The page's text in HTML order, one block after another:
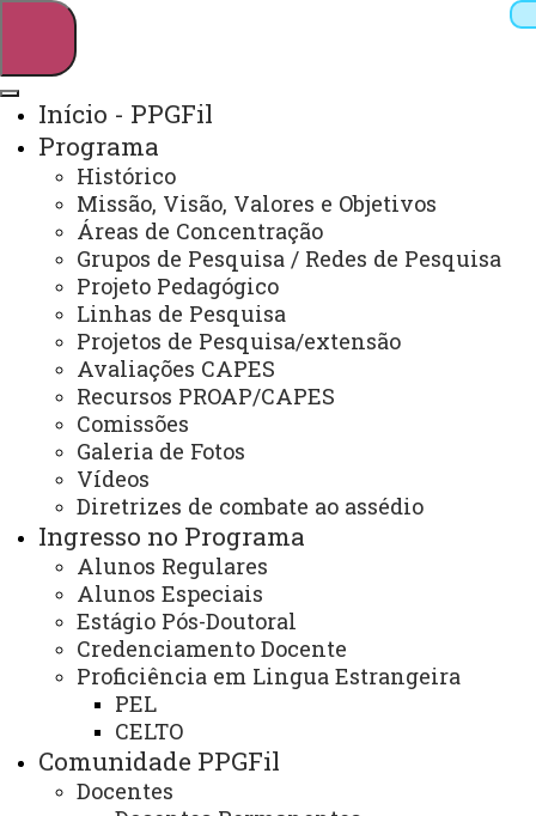
Webmail Sistemas
Telefones
Arquivo Virtual
Campus
Início - PPGFil
Programa
Histórico
Missão, Visão, Valores e Objetivos
Áreas de Concentração
Grupos de Pesquisa / Redes de Pesquisa
Projeto Pedagógico
Linhas de Pesquisa
Projetos de Pesquisa/extensão
Avaliações CAPES
Recursos PROAP/CAPES
Comissões
Galeria de Fotos
Vídeos
Diretrizes de combate ao assédio
Ingresso no Programa
Alunos Regulares
Alunos Especiais
Estágio Pós-Doutoral
Credenciamento Docente
Proficiência em Lingua Estrangeira
PEL
CELTO
Comunidade PPGFil
Docentes
Mestrado e Doutorado em Filosofia
Calendário Acadêmico
Cronograma de Atividades Acadêmicas 2026 -
Alterado em 23/07/2026
Cronograma de Atividades Acadêmicas 2025 -
Alteração aprovada em 29/07/2025